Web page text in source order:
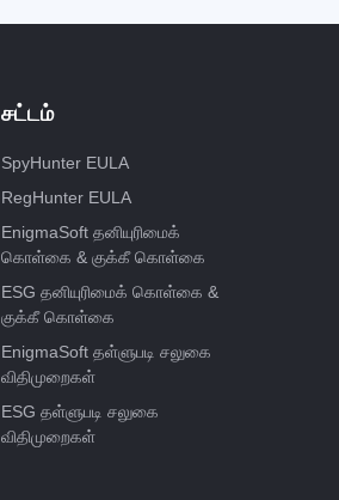
சட்டம்
SpyHunter EULA
RegHunter EULA
EnigmaSoft தனியுரிமைக்
கொள்கை & குக்கீ கொள்கை
ESG தனியுரிமைக் கொள்கை &
குக்கீ கொள்கை
EnigmaSoft தள்ளுபடி சலுகை
விதிமுறைகள்
ESG தள்ளுபடி சலுகை
விதிமுறைகள்